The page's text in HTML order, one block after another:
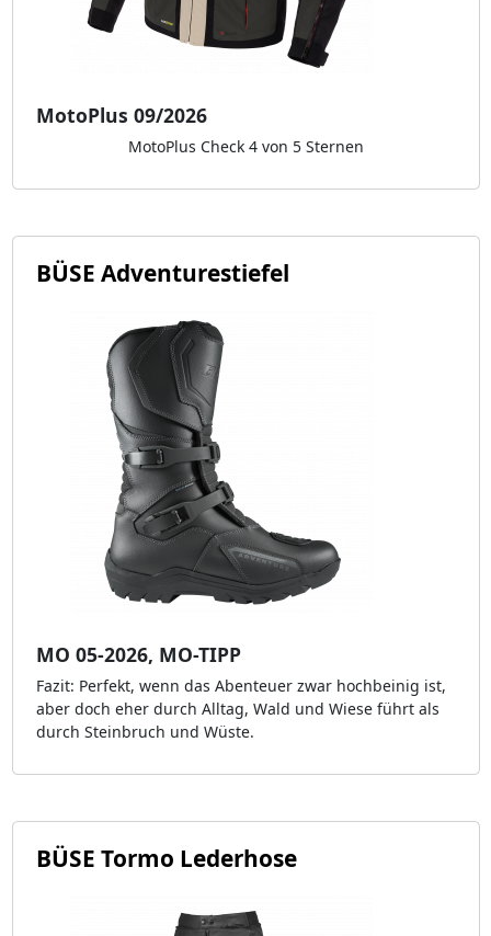
MotoPlus 09/2026
MotoPlus Check 4 von 5 Sternen
BÜSE Adventurestiefel
MO 05-2026, MO-TIPP
Fazit: Perfekt, wenn das Abenteuer zwar hochbeinig ist,
aber doch eher durch Alltag, Wald und Wiese führt als
durch Steinbruch und Wüste.
BÜSE Tormo Lederhose